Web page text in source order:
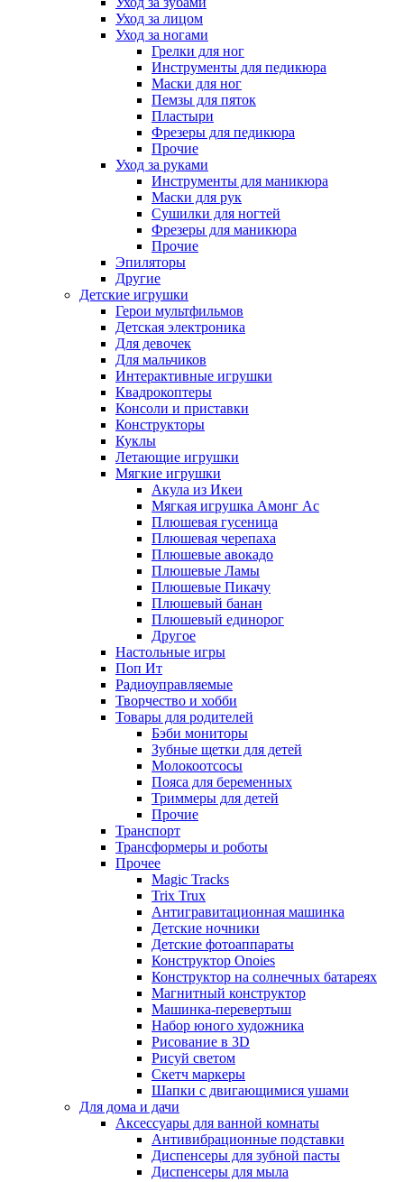
Уход за лицом
Уход за ногами
Грелки для ног
Инструменты для педикюра
Маски для ног
Пемзы для пяток
Пластыри
Фрезеры для педикюра
Прочие
Уход за руками
Инструменты для маникюра
Маски для рук
Сушилки для ногтей
Фрезеры для маникюра
Прочие
Эпиляторы
Другие
Детские игрушки
Герои мультфильмов
Детская электроника
Для девочек
Для мальчиков
Интерактивные игрушки
Квадрокоптеры
Консоли и приставки
Конструкторы
Куклы
Летающие игрушки
Мягкие игрушки
Акула из Икеи
Мягкая игрушка Амонг Ас
Плюшевая гусеница
Плюшевая черепаха
Плюшевые авокадо
Плюшевые Ламы
Плюшевые Пикачу
Плюшевый банан
Плюшевый единорог
Другое
Настольные игры
Поп Ит
Радиоуправляемые
Творчество и хобби
Товары для родителей
Бэби мониторы
Зубные щетки для детей
Молокоотсосы
Пояса для беременных
Триммеры для детей
Прочие
Транспорт
Трансформеры и роботы
Прочее
Magic Tracks
Trix Trux
Антигравитационная машинка
Детские ночники
Детские фотоаппараты
Конструктор Onoies
Конструктор на солнечных батареях
Магнитный конструктор
Машинка-перевертыш
Набор юного художника
Рисование в 3D
Рисуй светом
Скетч маркеры
Шапки с двигающимися ушами
Для дома и дачи
Аксессуары для ванной комнаты
Антивибрационные подставки
Диспенсеры для зубной пасты
Диспенсеры для мыла